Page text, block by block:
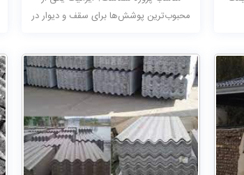
محبوب‌ترین پوشش‌ها برای سقف و دیوار در